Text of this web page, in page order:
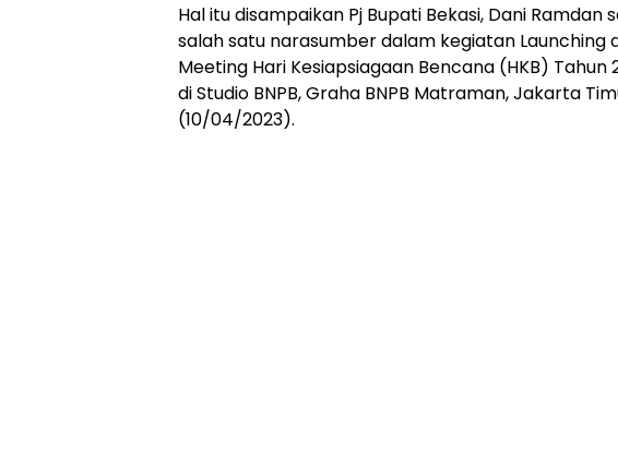
Hal itu disampaikan Pj Bupati Bekasi, Dani Ramdan
salah satu narasumber dalam kegiatan Launching
Meeting Hari Kesiapsiagaan Bencana (HKB)
di Studio BNPB, Graha BNPB Matraman, Jakarta
(10/04/2023).